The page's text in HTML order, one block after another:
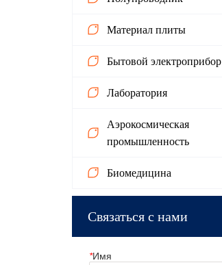
Материал плиты
Бытовой электроприбор
Лаборатория
Аэрокосмическая
промышленность
Биомедицина
Связаться с нами
*Имя